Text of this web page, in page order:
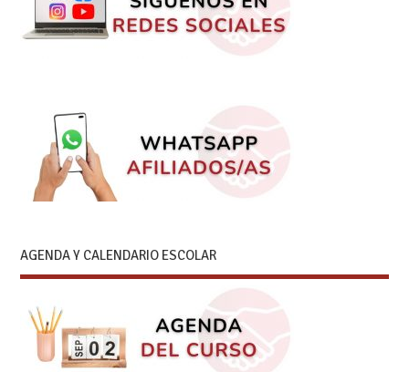
AGENDA Y CALENDARIO ESCOLAR